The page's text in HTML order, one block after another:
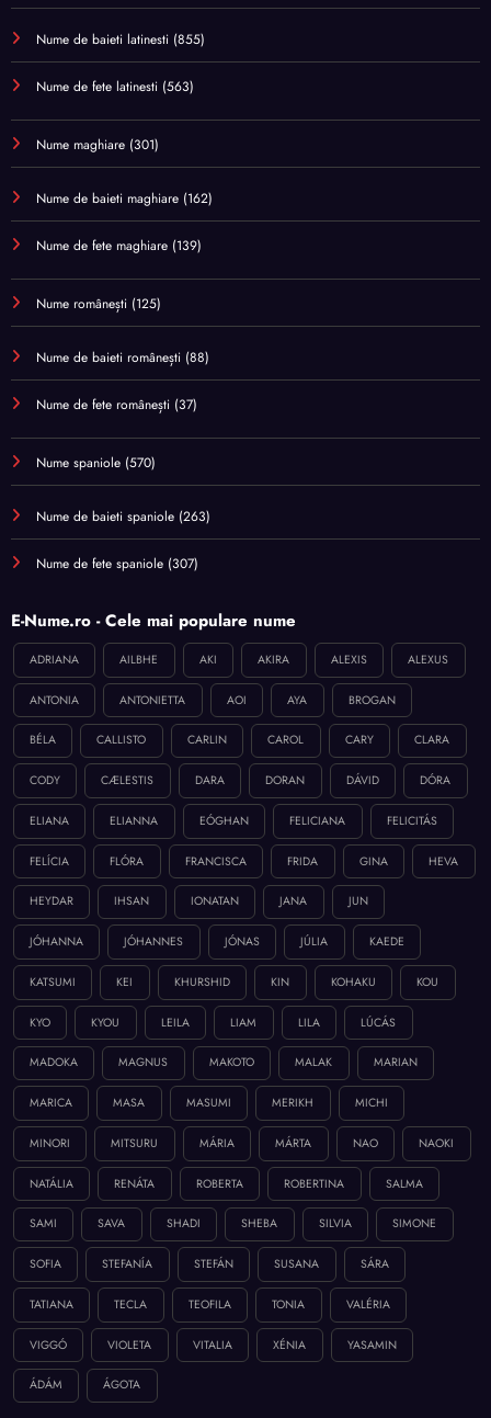
Nume de baieti latinesti (855)
Nume de fete latinesti (563)
Nume maghiare (301)
Nume de baieti maghiare (162)
Nume de fete maghiare (139)
Nume românești (125)
Nume de baieti românești (88)
Nume de fete românești (37)
Nume spaniole (570)
Nume de baieti spaniole (263)
Nume de fete spaniole (307)
E-Nume.ro - Cele mai populare nume
ADRIANA AILBHE AKI AKIRA ALEXIS ALEXUS
ANTONIA ANTONIETTA AOI AYA BROGAN
BÉLA CALLISTO CARLIN CAROL CARY CLARA
CODY CÆLESTIS DARA DORAN DÁVID DÓRA
ELIANA ELIANNA EÓGHAN FELICIANA FELICITÁS
FELÍCIA FLÓRA FRANCISCA FRIDA GINA HEVA
HEYDAR IHSAN IONATAN JANA JUN
JÓHANNA JÓHANNES JÓNAS JÚLIA KAEDE
KATSUMI KEI KHURSHID KIN KOHAKU KOU
KYO KYOU LEILA LIAM LILA LÚCÁS
MADOKA MAGNUS MAKOTO MALAK MARIAN
MARICA MASA MASUMI MERIKH MICHI
MINORI MITSURU MÁRIA MÁRTA NAO NAOKI
NATÁLIA RENÁTA ROBERTA ROBERTINA SALMA
SAMI SAVA SHADI SHEBA SILVIA SIMONE
SOFIA STEFANÍA STEFÁN SUSANA SÁRA
TATIANA TECLA TEOFILA TONIA VALÉRIA
VIGGÓ VIOLETA VITALIA XÉNIA YASAMIN
ÁDÁM ÁGOTA